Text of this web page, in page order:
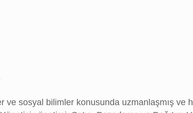
sosyal bilimler konusunda uzmanlaşmış ve